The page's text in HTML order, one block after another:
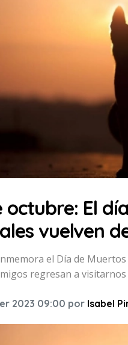
octubre: El
vuelven
el Día de
regresan a
2023 09:00 por Isabel